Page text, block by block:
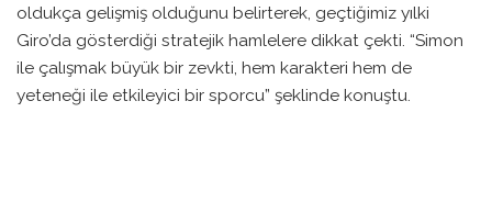
oldukça gelişmiş olduğunu belirterek, geçtiğimiz yılki
Giro’da gösterdiği stratejik hamlelere dikkat çekti. “Simon
ile çalışmak büyük bir zevkti, hem karakteri hem de
yeteneği ile etkileyici bir sporcu” şeklinde konuştu.